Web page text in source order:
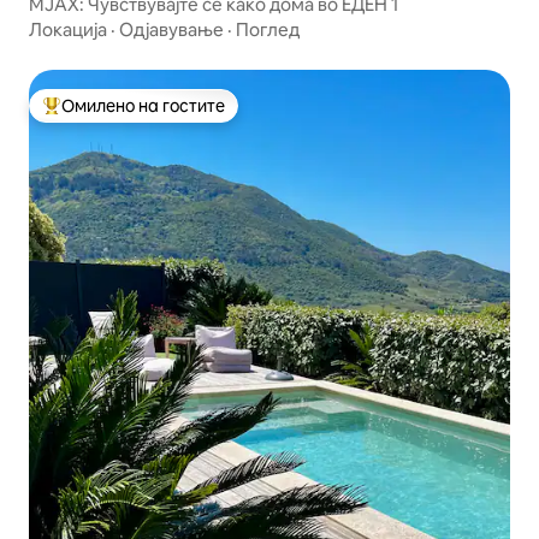
Локација · Одјавување · Поглед
Меѓу најуспешните „Омилени на гостите“
Омилено на гостите